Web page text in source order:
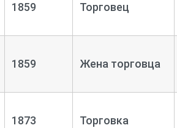
1859 Торговец
1859 Жена торговца
1873 Торговка